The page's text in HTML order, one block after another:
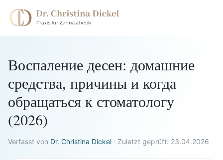
Воспаление десен: домашние
средства, причины и когда
обращаться к стоматологу
(2026)
Verfasst von Dr. Christina Dickel · Zuletzt geprüft: 23.04.2026